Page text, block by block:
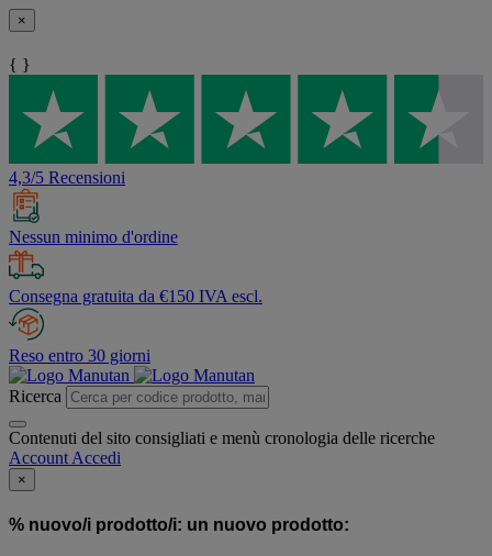
×
{ }
4,3/5 Recensioni
Nessun minimo d'ordine
Consegna gratuita da €150 IVA escl.
Reso entro 30 giorni
Ricerca
Contenuti del sito consigliati e menù cronologia delle ricerche
Account Accedi
×
% nuovo/i prodotto/i: un nuovo prodotto: